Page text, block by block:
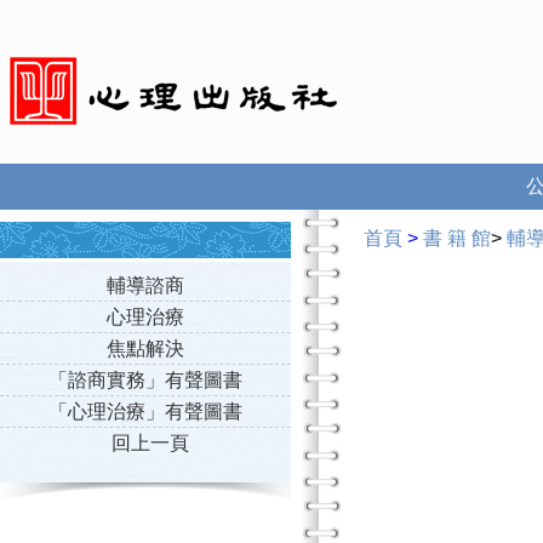
輔導諮商
心理治療
焦點解決
「諮商實務」有聲圖書
「心理治療」有聲圖書
回上一頁
首頁 > 書 籍 館> 輔